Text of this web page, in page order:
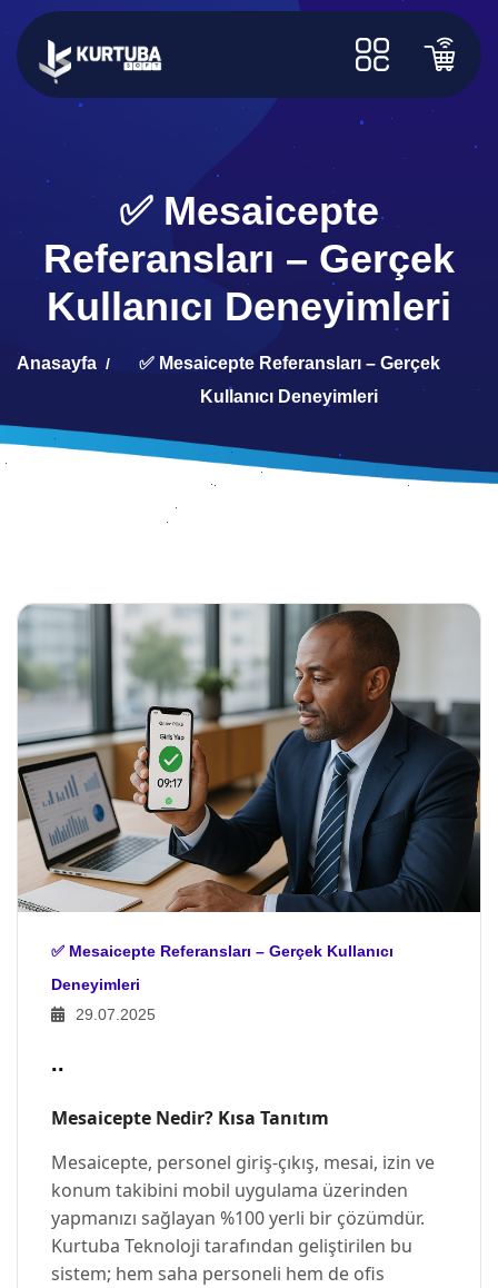
✅ Mesaicepte
Referansları – Gerçek
Kullanıcı Deneyimleri
Anasayfa
✅ Mesaicepte Referansları – Gerçek
Kullanıcı Deneyimleri
✅ Mesaicepte Referansları – Gerçek Kullanıcı
Deneyimleri
29.07.2025
..
Mesaicepte Nedir? Kısa Tanıtım
Mesaicepte, personel giriş-çıkış, mesai, izin ve
konum takibini mobil uygulama üzerinden
yapmanızı sağlayan %100 yerli bir çözümdür.
Kurtuba Teknoloji tarafından geliştirilen bu
sistem; hem saha personeli hem de ofis